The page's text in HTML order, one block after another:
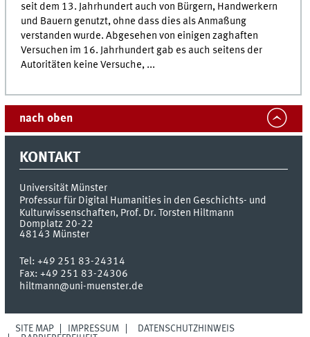
seit dem 13. Jahrhundert auch von Bürgern, Handwerkern
und Bauern genutzt, ohne dass dies als Anmaßung
verstanden wurde. Abgesehen von einigen zaghaften
Versuchen im 16. Jahrhundert gab es auch seitens der
Autoritäten keine Versuche, ...
nach oben
KONTAKT
Universität Münster
Professur für Digital Humanities in den Geschichts- und
Kulturwissenschaften, Prof. Dr. Torsten Hiltmann
Domplatz 20-22
48143 Münster
Tel:+49 251 83-24314
Fax:+49 251 83-24306
hiltmann@uni-muenster.de
SITE MAP IMPRESSUM
DATENSCHUTZHINWEIS